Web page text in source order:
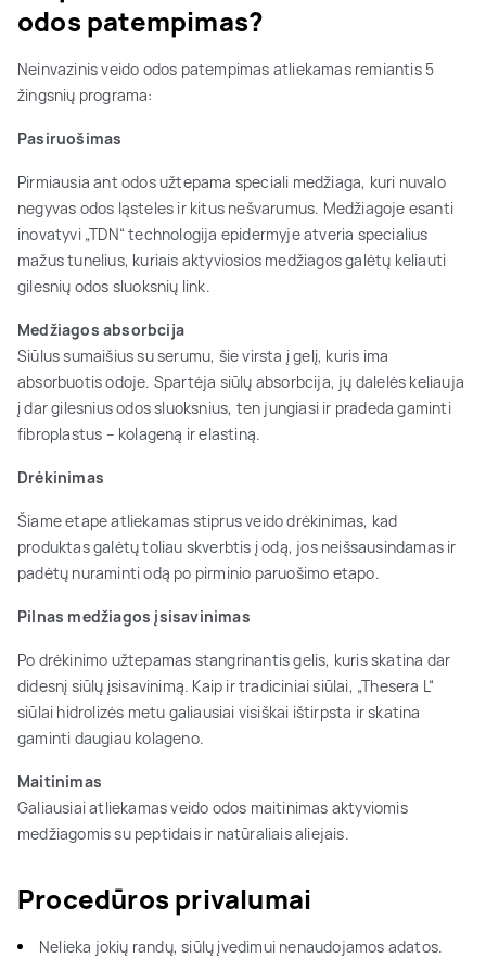
odos patempimas?
Neinvazinis veido odos patempimas atliekamas remiantis 5
žingsnių programa:
Pasiruošimas
Pirmiausia ant odos užtepama speciali medžiaga, kuri nuvalo
negyvas odos ląsteles ir kitus nešvarumus. Medžiagoje esanti
inovatyvi „TDN“ technologija epidermyje atveria specialius
mažus tunelius, kuriais aktyviosios medžiagos galėtų keliauti
gilesnių odos sluoksnių link.
Medžiagos absorbcija
Siūlus sumaišius su serumu, šie virsta į gelį, kuris ima
absorbuotis odoje. Spartėja siūlų absorbcija, jų dalelės keliauja
į dar gilesnius odos sluoksnius, ten jungiasi ir pradeda gaminti
fibroplastus – kolageną ir elastiną.
Drėkinimas
Šiame etape atliekamas stiprus veido drėkinimas, kad
produktas galėtų toliau skverbtis į odą, jos neišsausindamas ir
padėtų nuraminti odą po pirminio paruošimo etapo.
Pilnas medžiagos įsisavinimas
Po drėkinimo užtepamas stangrinantis gelis, kuris skatina dar
didesnį siūlų įsisavinimą. Kaip ir tradiciniai siūlai, „Thesera L“
siūlai hidrolizės metu galiausiai visiškai ištirpsta ir skatina
gaminti daugiau kolageno.
Maitinimas
Galiausiai atliekamas veido odos maitinimas aktyviomis
medžiagomis su peptidais ir natūraliais aliejais.
Procedūros privalumai
Nelieka jokių randų, siūlų įvedimui nenaudojamos adatos.